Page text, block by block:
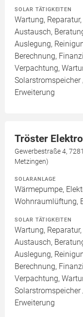
SOLAR TÄTIGKEITEN
Wartung,
Austausch,
Auslegung,
Berechnung,
Verpachtung,
Erweiterung
Tröster
Gewerbestraße 4,
Metzingen)
SOLARANLAGE
Wärmepumpe,
Wohnraumlüftung,
SOLAR TÄTIGKEITEN
Wartung,
Austausch,
Auslegung,
Berechnung,
Verpachtung,
Erweiterung